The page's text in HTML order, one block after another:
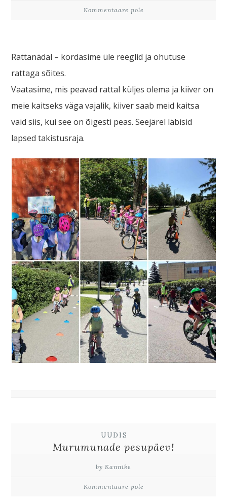
Kommentaare pole
Rattanädal – kordasime üle reeglid ja ohutuse
rattaga sõites.
Vaatasime, mis peavad rattal küljes olema ja kiiver on
meie kaitseks väga vajalik, kiiver saab meid kaitsa
vaid siis, kui see on õigesti peas. Seejärel läbisid
lapsed takistusraja.
UUDIS
Murumunade pesupäev!
by Kannike
Kommentaare pole